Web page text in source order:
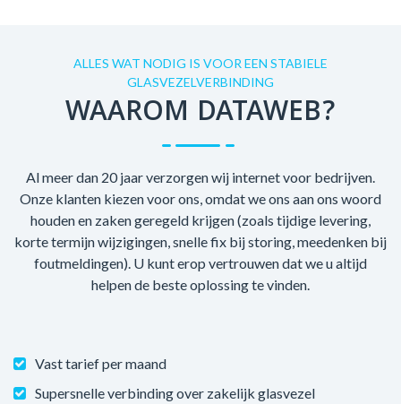
ALLES WAT NODIG IS VOOR EEN STABIELE
GLASVEZELVERBINDING
WAAROM DATAWEB?
Al meer dan 20 jaar verzorgen wij internet voor bedrijven.
Onze klanten kiezen voor ons, omdat we ons aan ons woord
houden en zaken geregeld krijgen (zoals tijdige levering,
korte termijn wijzigingen, snelle fix bij storing, meedenken bij
foutmeldingen). U kunt erop vertrouwen dat we u altijd
helpen de beste oplossing te vinden.
Vast tarief per maand
Supersnelle verbinding over zakelijk glasvezel